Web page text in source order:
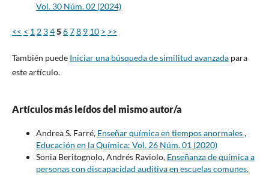
Vol. 30 Núm. 02 (2024)
<< < 1 2 345678 9 10 > >>
También puede Iniciar una búsqueda de similitud avanzadapara
este artículo.
Artículos más leídos del mismo autor/a
Andrea S. Farré, Enseñar química en tiempos anormales,
Educación en la Química: Vol. 26 Núm. 01 (2020)
Sonia Beritognolo, Andrés Raviolo, Enseñanza de química a
personas con discapacidad auditiva en escuelas comunes.